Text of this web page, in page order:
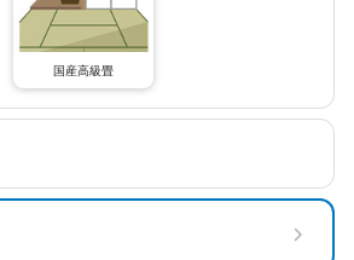
国産高級畳